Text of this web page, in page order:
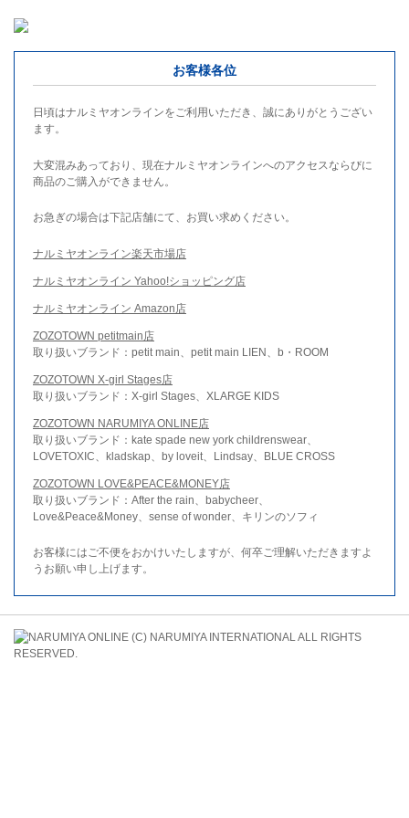
お客様各位
日頃はナルミヤオンラインをご利用いただき、誠にありがとうござい
ます。
大変混みあっており、現在ナルミヤオンラインへのアクセスならびに
商品のご購入ができません。
お急ぎの場合は下記店舗にて、お買い求めください。
ナルミヤオンライン楽天市場店
ナルミヤオンライン Yahoo!ショッピング店
ナルミヤオンライン Amazon店
ZOZOTOWN petitmain店
取り扱いブランド：petit main、petit main LIEN、b・ROOM
ZOZOTOWN X-girl Stages店
取り扱いブランド：X-girl Stages、XLARGE KIDS
ZOZOTOWN NARUMIYA ONLINE店
取り扱いブランド：kate spade new york childrenswear、
LOVETOXIC、kladskap、by loveit、Lindsay、BLUE CROSS
ZOZOTOWN LOVE&PEACE&MONEY店
取り扱いブランド：After the rain、babycheer、
Love&Peace&Money、sense of wonder、キリンのソフィ
お客様にはご不便をおかけいたしますが、何卒ご理解いただきますよ
うお願い申し上げます。